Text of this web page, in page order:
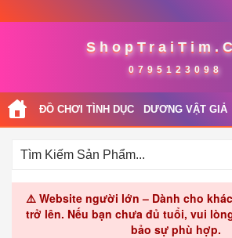
0795123098
ĐỒ CHƠI TÌNH DỤC DƯƠNG VẬT GIẢ
⚠️ Website người lớn – Dành cho
trở lên. Nếu bạn chưa đủ tuổi, vui
bảo sự phù hợp.